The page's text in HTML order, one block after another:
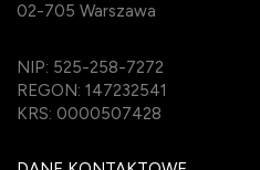
02-705 Warszawa
NIP: 525-258-7272
REGON: 147232541
KRS: 0000507428